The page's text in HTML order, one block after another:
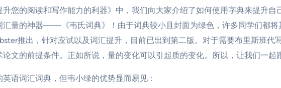
您的阅读和写作能力的利器》中，我们向大家介绍了如何使用字典来提升
量的神器——《韦氏词典》！由于词典较小且封面为绿色，许多同学们都将
推出，针对应试以及词汇提升，目前已出到第二版。对于需要布里斯班
文的前提条件。正如所说，量的变化可以引起质的变化。所以，让我们一起
语词汇词典，但韦小绿的优势显而易见：